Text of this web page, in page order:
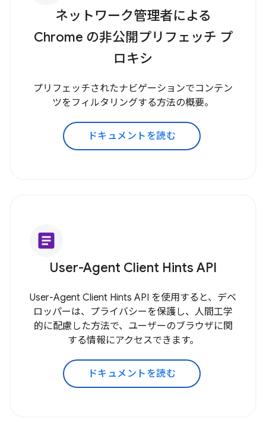
ネットワーク管理者による
Chrome の非公開プリフェッチ プ
ロキシ
プリフェッチされたナビゲーションでコンテン
ツをフィルタリングする方法の概要。
ドキュメントを読む
article
User-Agent Client Hints API
User-Agent Client Hints API を使用すると、デベ
ロッパーは、プライバシーを保護し、人間工学
的に配慮した方法で、ユーザーのブラウザに関
する情報にアクセスできます。
ドキュメントを読む